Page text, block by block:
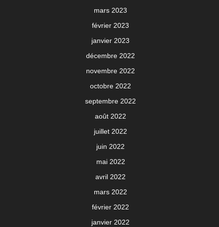
mars 2023
février 2023
janvier 2023
décembre 2022
novembre 2022
octobre 2022
septembre 2022
août 2022
juillet 2022
juin 2022
mai 2022
avril 2022
mars 2022
février 2022
janvier 2022